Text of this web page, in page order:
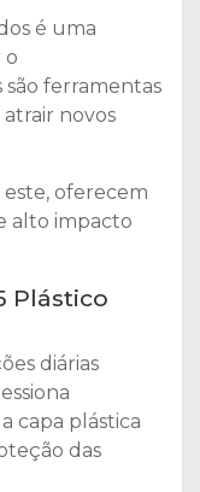
é uma
o
ferramentas
novos
este, oferecem
alto impacto
Plástico
diárias
capa plástica
das